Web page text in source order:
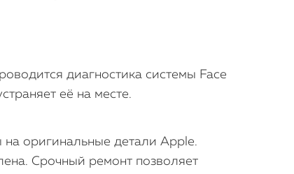
диагностика системы Face
её на месте.
оригинальные детали Apple.
Срочный ремонт позволяет